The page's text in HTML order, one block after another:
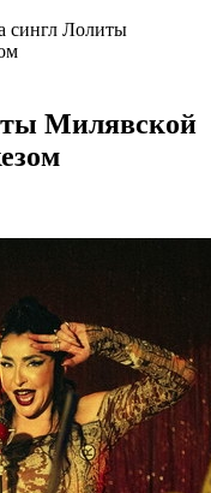
сингл Лолиты
Милявской